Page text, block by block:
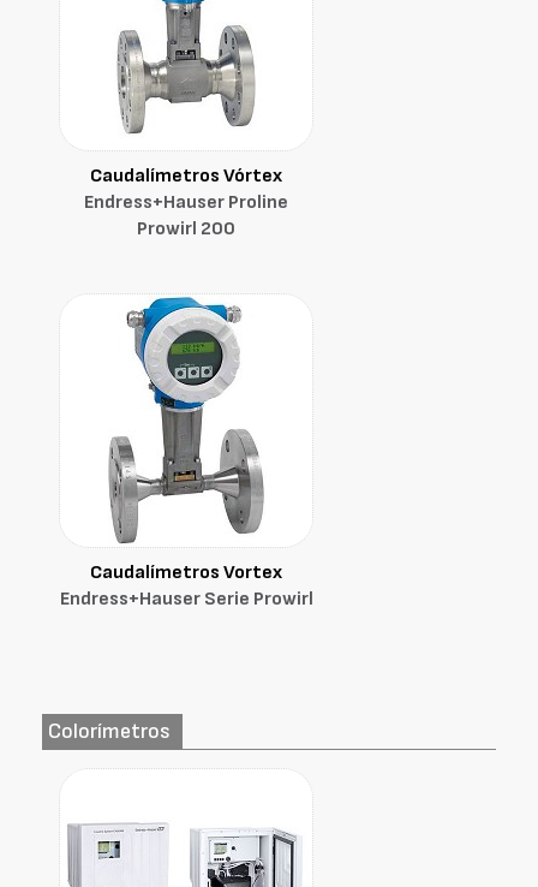
Caudalímetros Vórtex
Endress+Hauser Proline
Prowirl 200
Caudalímetros Vortex
Endress+Hauser Serie Prowirl
Colorímetros